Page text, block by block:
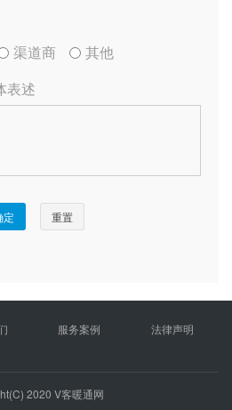
服务案例
法律声明
2020 V客暖通网